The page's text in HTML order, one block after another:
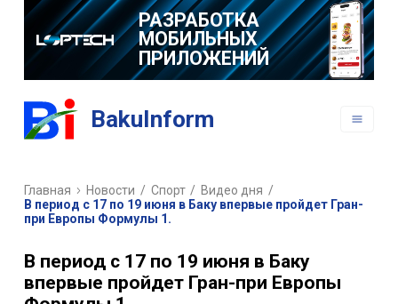
РАЗРАБОТКА
МОБИЛЬНЫХ
ПРИЛОЖЕНИЙ
BakuInform
Главная Новости / Спорт / Видео дня /
В период с 17 по 19 июня в Баку впервые пройдет Гран-
при Европы Формулы 1.
В период с 17 по 19 июня в Баку
впервые пройдет Гран-при Европы